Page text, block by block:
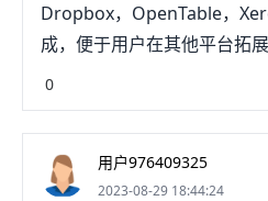
Dropbox，OpenTable，
成，便于用户在其他平台拓展
0
用户976409325
2023-08-29 18:44:24